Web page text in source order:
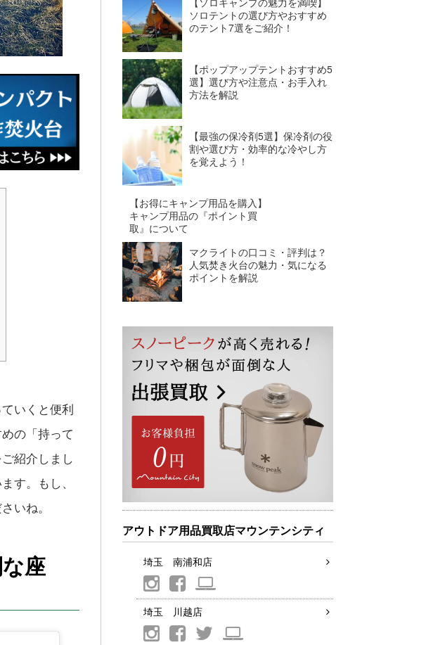
いくと便利
の「持って
紹介しまし
す。もし、
いね。
座
ソロテントの選び方やおすすめ
のテント7選をご紹介！
【ポップアップテントおすすめ5
選】選び方や注意点・お手入れ
方法を解説
【最強の保冷剤5選】保冷剤の役
割や選び方・効率的な冷やし方
を覚えよう！
【お得にキャンプ用品を購入】
キャンプ用品の『ポイント買
取』について
マクライトの口コミ・評判は？
人気焚き火台の魅力・気になる
ポイントを解説
アウトドア用品買取店マウンテンシティ
埼玉 南浦和店
埼玉 川越店